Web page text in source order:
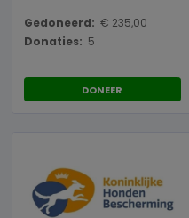
Gedoneerd: € 235,00
Donaties: 5
DONEER